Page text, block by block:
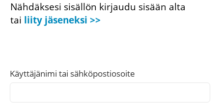
Nähdäksesi sisällön kirjaudu sisään alta
tai liity jäseneksi >>
Käyttäjänimi tai sähköpostiosoite